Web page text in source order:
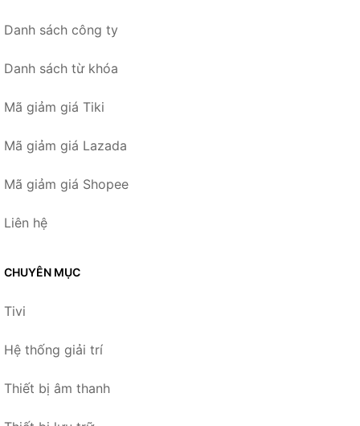
Danh sách công ty
Danh sách từ khóa
Mã giảm giá Tiki
Mã giảm giá Lazada
Mã giảm giá Shopee
Liên hệ
CHUYÊN MỤC
Tivi
Hệ thống giải trí
Thiết bị âm thanh